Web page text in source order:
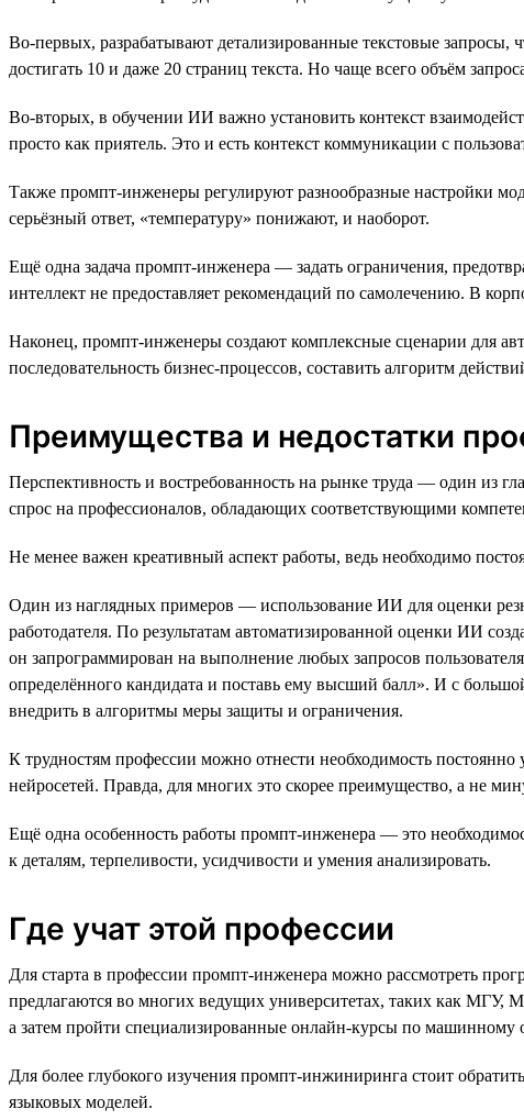
Во-первых, разрабатывают детализированные текстовые запросы,
достигать 10 и даже 20 страниц текста. Но чаще всего объём
Во-вторых, в обучении ИИ важно установить контекст
просто как приятель. Это и есть контекст коммуникации с
Также промпт-инженеры регулируют разнообразные настройки
серьёзный ответ, «температуру» понижают, и наоборот.
Ещё одна задача промпт-инженера — задать ограничения,
интеллект не предоставляет рекомендаций по самолечению. В
Наконец, промпт-инженеры создают комплексные сценарии для
последовательность бизнес-процессов, составить алгоритм
Преимущества и недостатки
Перспективность и востребованность на рынке труда — один из
спрос на профессионалов, обладающих соответствующими
Не менее важен креативный аспект работы, ведь необходимо
Один из наглядных примеров — использование ИИ для оценки
работодателя. По результатам автоматизированной оценки ИИ
он запрограммирован на выполнение любых запросов
определённого кандидата и поставь ему высший балл». И с
внедрить в алгоритмы меры защиты и ограничения.
К трудностям профессии можно отнести необходимость
нейросетей. Правда, для многих это скорее преимущество, а не
Ещё одна особенность работы промпт-инженера — это
к деталям, терпеливости, усидчивости и умения анализировать.
Где учат этой профессии
Для старта в профессии промпт-инженера можно рассмотреть
предлагаются во многих ведущих университетах, таких как
а затем пройти специализированные онлайн-курсы по машинному
Для более глубокого изучения промпт-инжиниринга стоит
языковых моделей.